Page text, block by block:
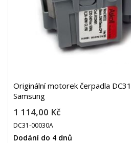
Originální motorek čerpadla
Samsung
1 114,00 Kč
DC31-00030A
Dodání do 4 dnů